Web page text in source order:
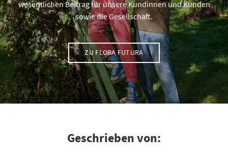
wesentlichen Beitrag für unsere Kundinnen und Kunden
sowie die Gesellschaft.
ZU FLORA FUTURA
Geschrieben von: